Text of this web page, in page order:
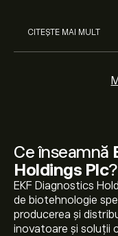
Ce înseamnă
Holdings Plc?
EKF Diagnostics
de biotehnologie
producerea și
inovatoare și soluții
CITEȘTE MAI MULT